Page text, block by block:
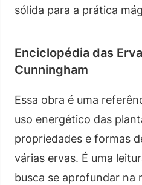
sólida para a prática
Enciclopédia das
Cunningham
Essa obra é uma
uso energético das
propriedades e formas
várias ervas. É uma
busca se aprofundar na